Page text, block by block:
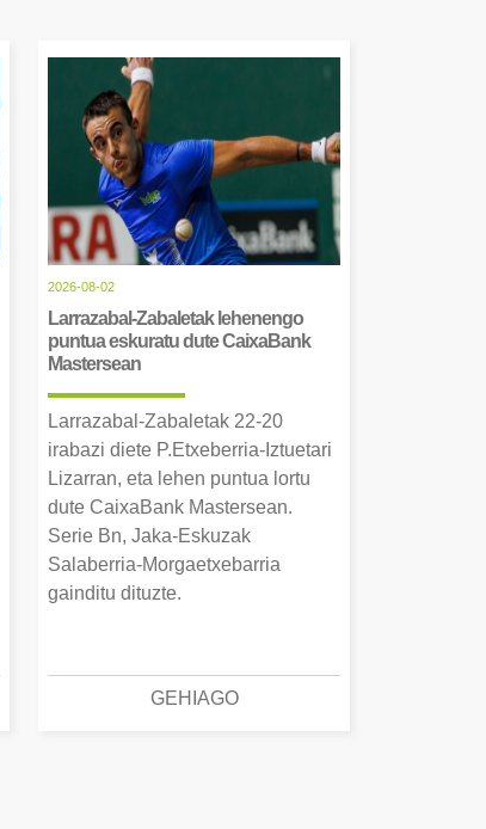
2026-08-02
Larrazabal-Zabaletak lehenengo
puntua eskuratu dute CaixaBank
Mastersean
Larrazabal-Zabaletak 22-20
irabazi diete P.Etxeberria-Iztuetari
Lizarran, eta lehen puntua lortu
dute CaixaBank Mastersean.
Serie Bn, Jaka-Eskuzak
Salaberria-Morgaetxebarria
gainditu dituzte.
GEHIAGO